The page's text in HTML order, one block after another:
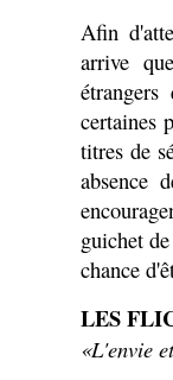
Afin
arrive
certaines
titres de
absence
guichet
chance
LES
«L'envie